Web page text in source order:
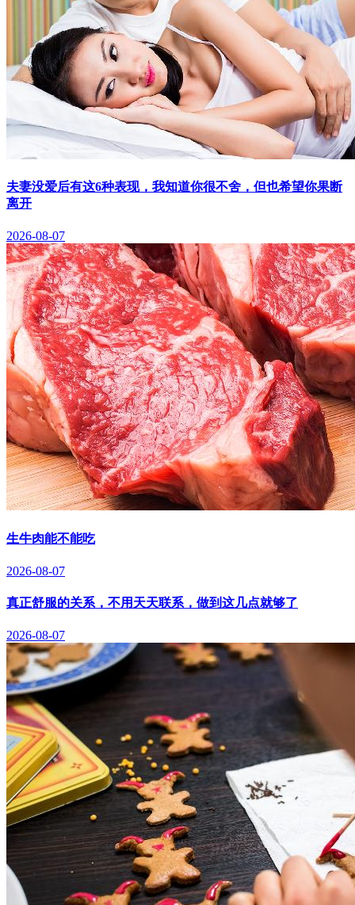
夫妻没爱后有这6种表现，我知道你很不舍，但也希望你果断
离开
2026-08-07
生牛肉能不能吃
2026-08-07
真正舒服的关系，不用天天联系，做到这几点就够了
2026-08-07